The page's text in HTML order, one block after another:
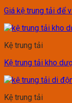
Giá kệ trung tải để
Kệ trung tải
Kệ trung tải kho
Kệ trung tải